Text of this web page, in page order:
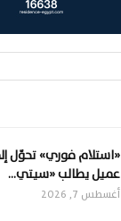
«استلام فوري» تحوّل
عميل يطالب «سيتي…
أغسطس 7, 2026